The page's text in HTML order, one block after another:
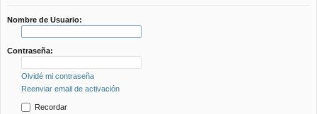
Nombre de Usuario:
Contraseña:
Olvidé mi contraseña
Reenviar email de activación
Recordar